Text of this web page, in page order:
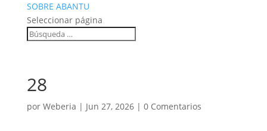
SOBRE ABANTU
Seleccionar página
28
por Weberia | Jun 27, 2026| 0 Comentarios